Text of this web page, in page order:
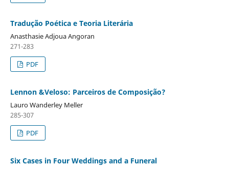
Tradução Poética e Teoria Literária
Anasthasie Adjoua Angoran
271-283
PDF
Lennon &Veloso: Parceiros de Composição?
Lauro Wanderley Meller
285-307
PDF
Six Cases in Four Weddings and a Funeral